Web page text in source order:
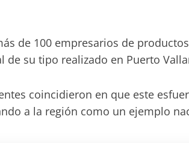
de 100 empresarios de
de su tipo realizado en Puerto
coincidieron en que este
a la región como un ejemplo